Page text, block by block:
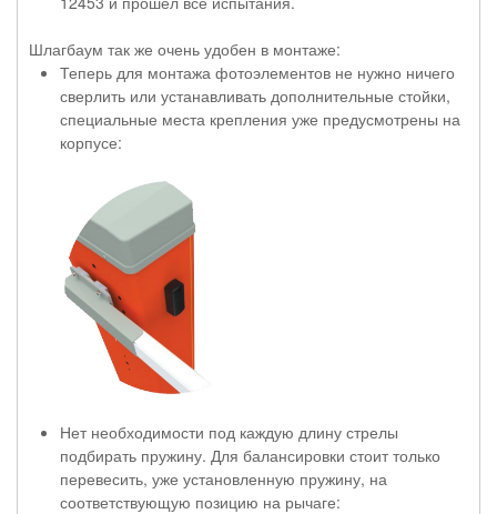
Шлагбаум так же очень удобен в монтаже:
Теперь для монтажа фотоэлементов не нужно ничего
сверлить или устанавливать дополнительные стойки,
специальные места крепления уже предусмотрены на
корпусе:
Нет необходимости под каждую длину стрелы
подбирать пружину. Для балансировки стоит только
перевесить, уже установленную пружину, на
соответствующую позицию на рычаге: